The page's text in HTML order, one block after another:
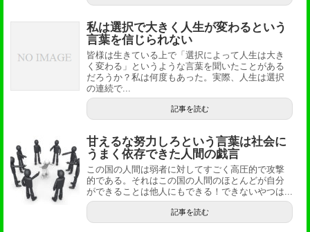
私は選択で大きく人生が変わるという
言葉を信じられない
皆様は生きている上で「選択によって人生は大き
く変わる」というような言葉を聞いたことがある
だろうか？私は何度もあった。実際、人生は選択
の連続で...
記事を読む
甘えるな努力しろという言葉は社会に
うまく依存できた人間の戯言
この国の人間は弱者に対してすごく高圧的で攻撃
的である。それはこの国の人間のほとんどが自分
ができることは他人にもできる！できないやつは...
記事を読む